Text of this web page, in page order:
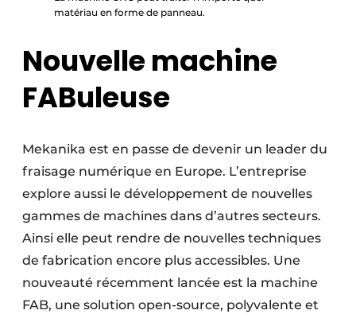
matériau en forme de panneau.
Nouvelle machine
FABuleuse
Mekanika est en passe de devenir un leader du
fraisage numérique en Europe. L’entreprise
explore aussi le développement de nouvelles
gammes de machines dans d’autres secteurs.
Ainsi elle peut rendre de nouvelles techniques
de fabrication encore plus accessibles. Une
nouveauté récemment lancée est la machine
FAB, une solution open-source, polyvalente et